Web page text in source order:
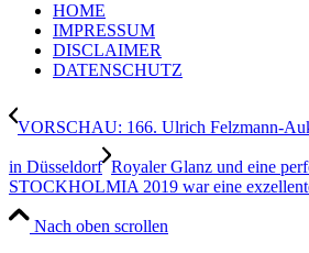
HOME
IMPRESSUM
DISCLAIMER
DATENSCHUTZ
VORSCHAU: 166. Ulrich Felzmann-
in Düsseldorf Royaler Glanz und eine
STOCKHOLMIA 2019 war eine
Nach oben scrollen